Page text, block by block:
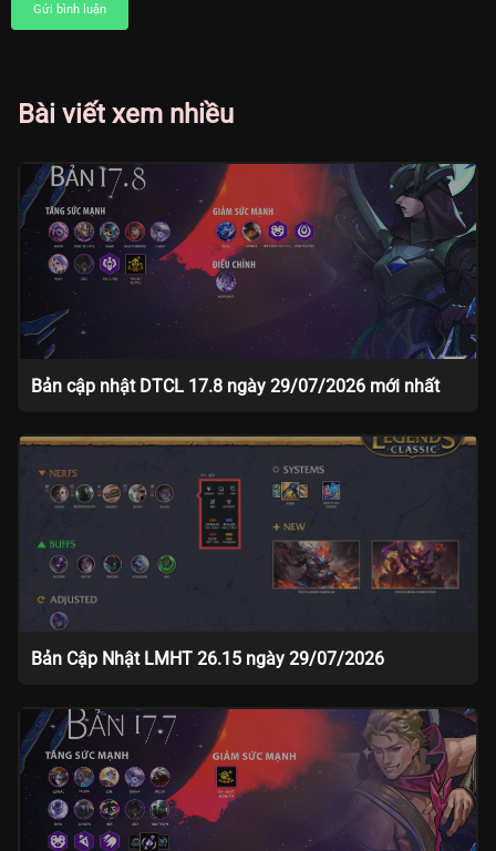
Gửi bình luận
Bài viết xem nhiều
Bản cập nhật DTCL 17.8 ngày 29/07/2026 mới nhất
Bản Cập Nhật LMHT 26.15 ngày 29/07/2026